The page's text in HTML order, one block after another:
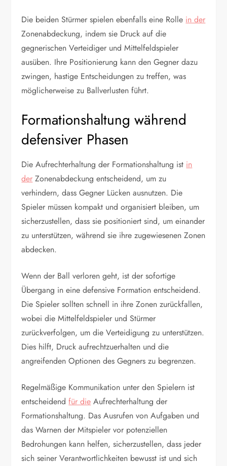
Die beiden Stürmer spielen ebenfalls eine Rolle in der
Zonenabdeckung, indem sie Druck auf die
gegnerischen Verteidiger und Mittelfeldspieler
ausüben. Ihre Positionierung kann den Gegner dazu
zwingen, hastige Entscheidungen zu treffen, was
möglicherweise zu Ballverlusten führt.
Formationshaltung während
defensiver Phasen
Die Aufrechterhaltung der Formationshaltung ist in
der Zonenabdeckung entscheidend, um zu
verhindern, dass Gegner Lücken ausnutzen. Die
Spieler müssen kompakt und organisiert bleiben, um
sicherzustellen, dass sie positioniert sind, um einander
zu unterstützen, während sie ihre zugewiesenen Zonen
abdecken.
Wenn der Ball verloren geht, ist der sofortige
Übergang in eine defensive Formation entscheidend.
Die Spieler sollten schnell in ihre Zonen zurückfallen,
wobei die Mittelfeldspieler und Stürmer
zurückverfolgen, um die Verteidigung zu unterstützen.
Dies hilft, Druck aufrechtzuerhalten und die
angreifenden Optionen des Gegners zu begrenzen.
Regelmäßige Kommunikation unter den Spielern ist
entscheidendfür die Aufrechterhaltung der
Formationshaltung. Das Ausrufen von Aufgaben und
das Warnen der Mitspieler vor potenziellen
Bedrohungen kann helfen, sicherzustellen, dass jeder
sich seiner Verantwortlichkeiten bewusst ist und sich